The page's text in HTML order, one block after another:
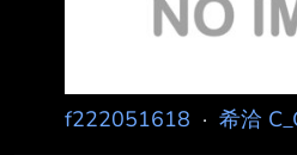
f222051618 · 希洽